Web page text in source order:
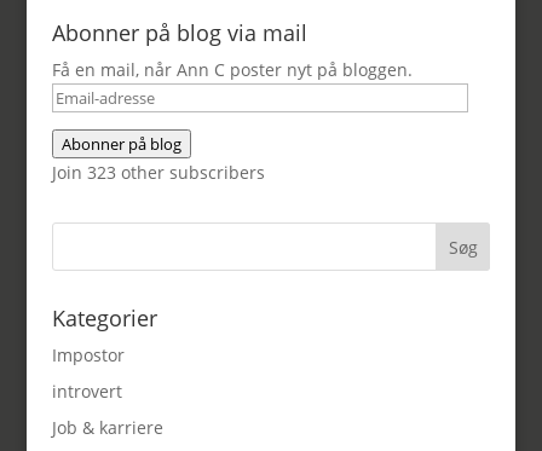
Abonner på blog via mail
Få en mail, når Ann C poster nyt på bloggen.
Email-
adresse
Abonner på blog
Join 323 other subscribers
Kategorier
Impostor
introvert
Job & karriere